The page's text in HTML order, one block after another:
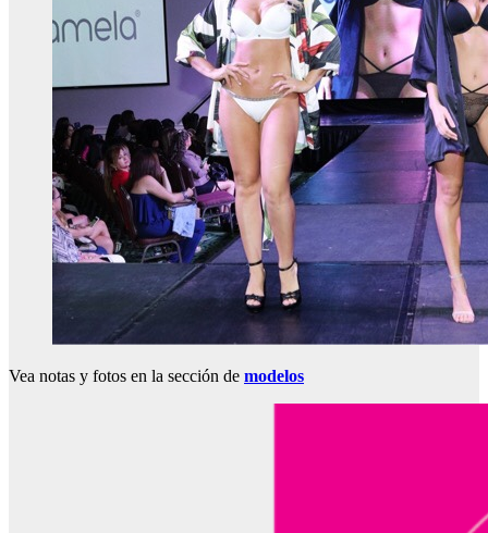
Vea notas y fotos en la sección de modelos